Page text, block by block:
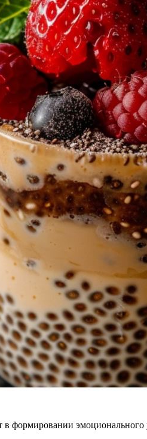
формировании